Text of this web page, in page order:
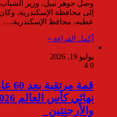
وصل جوهر نبيل، وزير الشباب
إلى محافظة الإسكندرية،
عطيه، محافظ الإسكندرية،…
أكمل القراءة »
يوليو 19, 2026
0
والأرجنتين